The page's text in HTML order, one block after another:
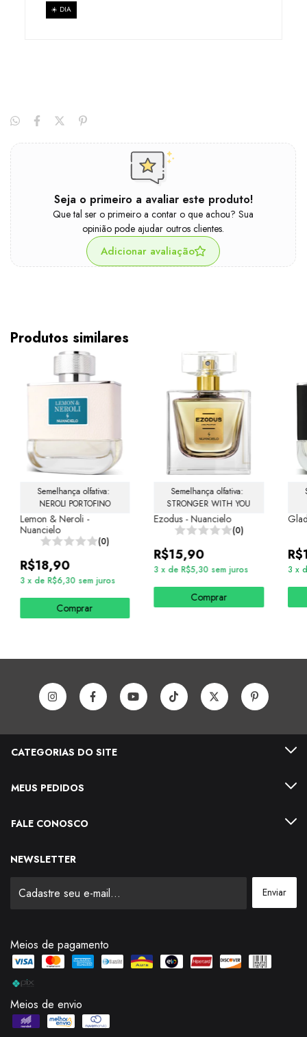
☀️ DIA
Seja o primeiro a avaliar este produto!
Que tal ser o primeiro a contar o que achou? Sua
opinião pode ajudar outros clientes.
Adicionar avaliação
Produtos similares
Semelhança olfativa:
NEROLI PORTOFINO
Lemon & Neroli -
Nuancielo
(0)
R$18,90
3 x de R$6,30 sem juros
Comprar
Semelhança olfativa:
STRONGER WITH YOU
Ezodus - Nuancielo
(0)
R$15,90
3 xdeR$5,30 sem juros
Comprar
3 x
CATEGORIAS DO SITE
MEUS PEDIDOS
FALE CONOSCO
NEWSLETTER
Meios de pagamento
Meios de envio